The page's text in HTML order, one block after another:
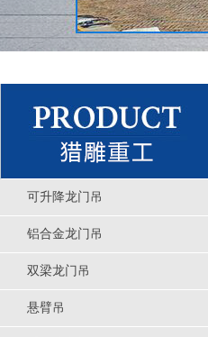
可升降龙门吊
铝合金龙门吊
双梁龙门吊
悬臂吊